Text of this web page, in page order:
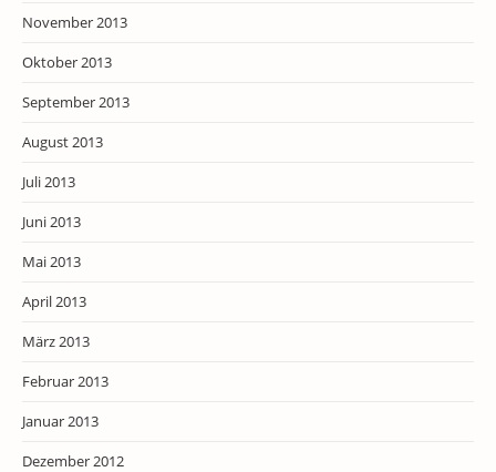
November 2013
Oktober 2013
September 2013
August 2013
Juli 2013
Juni 2013
Mai 2013
April 2013
März 2013
Februar 2013
Januar 2013
Dezember 2012